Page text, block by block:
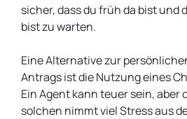
sicher, dass du früh da bist und
bist zu warten.
Eine Alternative zur
Antrags ist die Nutzung eines
Ein Agent kann teuer sein, aber
solchen nimmt viel Stress aus